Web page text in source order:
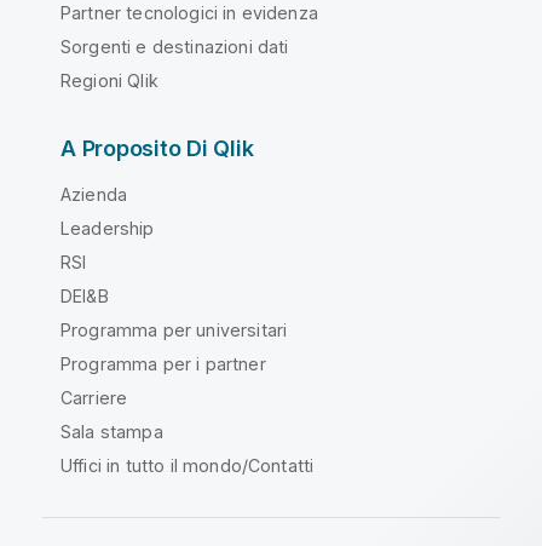
Partner tecnologici in evidenza
Sorgenti e destinazioni dati
Regioni Qlik
A Proposito Di Qlik
Azienda
Leadership
RSI
DEI&B
Programma per universitari
Programma per i partner
Carriere
Sala stampa
Uffici in tutto il mondo/Contatti